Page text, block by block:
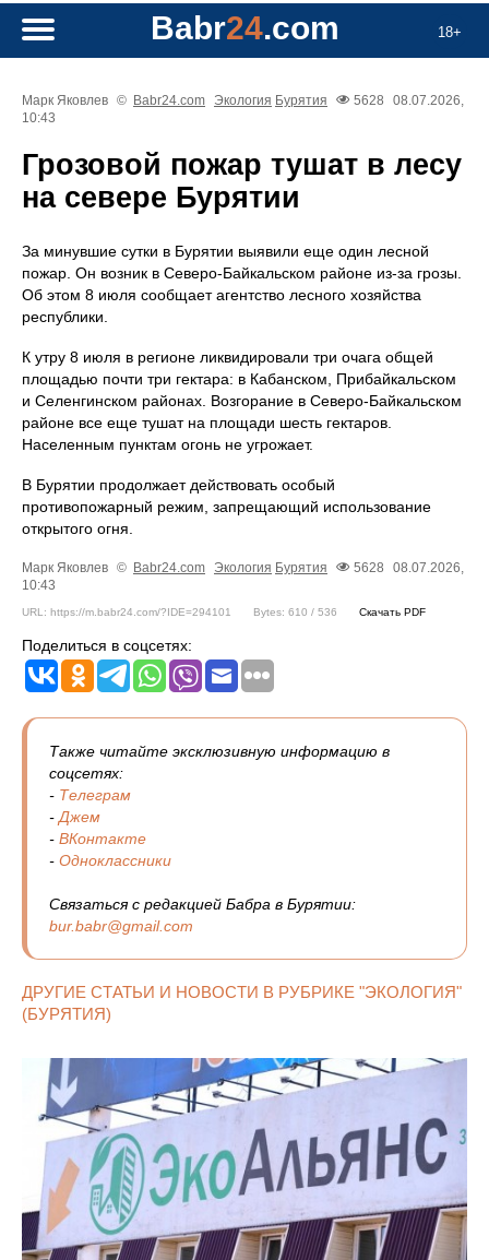
18+
Babr24.com
Марк Яковлев © Babr24.com Экология Бурятия 5628
08.07.2026,
10:43
Грозовой пожар тушат в лесу
на севере Бурятии
За минувшие сутки в Бурятии выявили еще один лесной
пожар. Он возник в Северо-Байкальском районе из-за грозы.
Об этом 8 июля сообщает агентство лесного хозяйства
республики.
К утру 8 июля в регионе ликвидировали три очага общей
площадью почти три гектара: в Кабанском, Прибайкальском
и Селенгинском районах. Возгорание в Северо-Байкальском
районе все еще тушат на площади шесть гектаров.
Населенным пунктам огонь не угрожает.
В Бурятии продолжает действовать особый
противопожарный режим, запрещающий использование
открытого огня.
Марк Яковлев © Babr24.com Экология Бурятия 5628
08.07.2026,
10:43
URL: https://m.babr24.com/?IDE=294101 Bytes: 610 / 536 Скачать PDF
Поделиться в соцсетях:
Также читайте эксклюзивную информацию в
соцсетях:
- Телеграм
-Джем
- ВКонтакте
- Одноклассники
Связаться с редакцией Бабра в Бурятии:
bur.babr@gmail.com
ДРУГИЕ СТАТЬИ И НОВОСТИ В РУБРИКЕ "ЭКОЛОГИЯ"
(БУРЯТИЯ)